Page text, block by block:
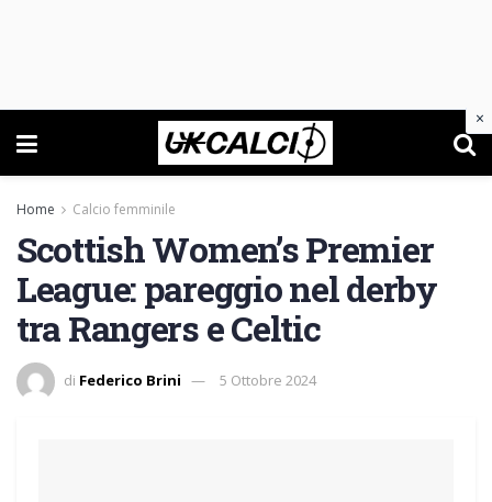
Home Calcio femminile
Scottish Women’s Premier
League: pareggio nel derby
tra Rangers e Celtic
di Federico Brini 5 Ottobre 2024
×